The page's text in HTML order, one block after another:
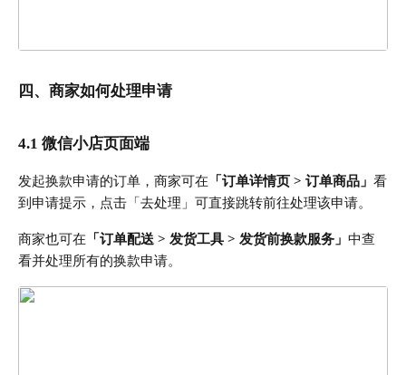
四、 商家如何处理申请
4.1 微信小店页面端
发起换款申请的订单，商家可在 「订单详情页 > 订单商品」 看
到申请提示，点击「去处理」可直接跳转前往处理该申请。
商家也可在 「订单配送 > 发货工具 > 发货前换款服务」 中查
看并处理所有的换款申请。